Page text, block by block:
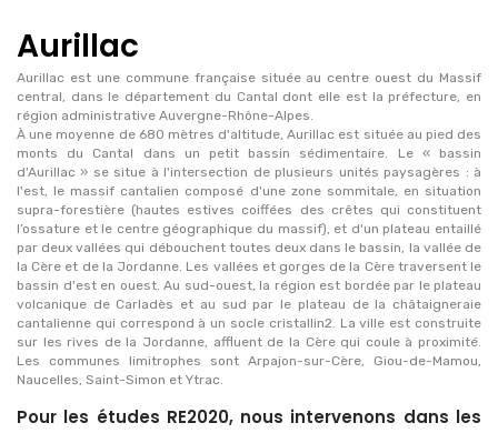
Aurillac
Aurillac est une commune française située au centre ouest du Massif
central, dans le département du Cantal dont elle est la préfecture, en
région administrative Auvergne-Rhône-Alpes.
À une moyenne de 680 mètres d'altitude, Aurillac est située au pied des
monts du Cantal dans un petit bassin sédimentaire. Le « bassin
d'Aurillac » se situe à l'intersection de plusieurs unités paysagères : à
l'est, le massif cantalien composé d'une zone sommitale, en situation
supra-forestière (hautes estives coiffées des crêtes qui constituent
l’ossature et le centre géographique du massif), et d'un plateau entaillé
par deux vallées qui débouchent toutes deux dans le bassin, la vallée de
la Cère et de la Jordanne. Les vallées et gorges de la Cère traversent le
bassin d'est en ouest. Au sud-ouest, la région est bordée par le plateau
volcanique de Carladès et au sud par le plateau de la châtaigneraie
cantalienne qui correspond à un socle cristallin2. La ville est construite
sur les rives de la Jordanne, affluent de la Cère qui coule à proximité.
Les communes limitrophes sont Arpajon-sur-Cère, Giou-de-Mamou,
Naucelles, Saint-Simon et Ytrac.
Pour les études RE2020, nous intervenons dans les